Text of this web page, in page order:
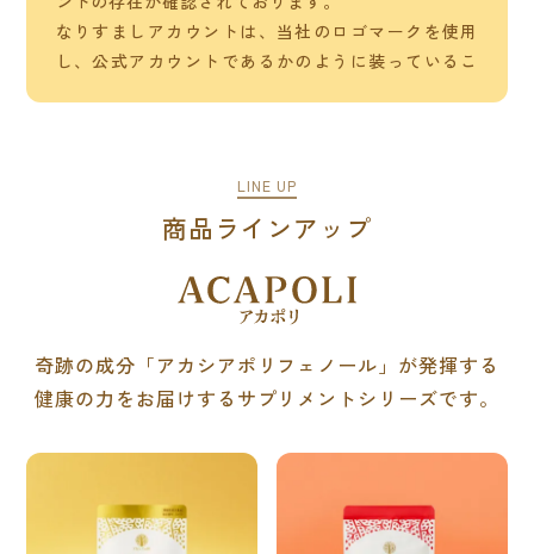
なりすましアカウントは、当社のロゴマークを使用
し、公式アカウントであるかのように装っているこ
場合、詐欺行為である可能性があるため、 以下のよ
・投稿がないにも関わらず、フォロワーが一定数い
・DMにて「アカシアの樹」の名を騙り、弊社商品を
紹介するPR動画の依頼が届く
・案件詳細に不審なリンク（例：LINEアカウント
等）への誘導がある
・契約書の送付、口座登録の依頼、個人情報送付の
なりすましアカウントからのDM、誘導されたサイト
LINE UP
商品ラインアップ
奇跡の成分「アカシアポリフェノール」が発揮する
健康の力をお届けするサプリメントシリーズです。